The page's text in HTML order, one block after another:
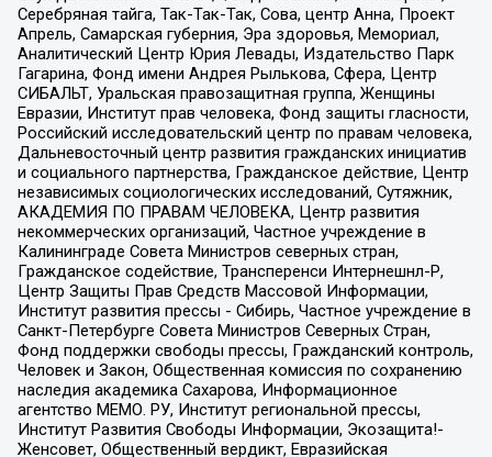
Серебряная тайга, Так-Так-Так, Сова, центр Анна, Проект
Апрель, Самарская губерния, Эра здоровья, Мемориал,
Аналитический Центр Юрия Левады, Издательство Парк
Гагарина, Фонд имени Андрея Рылькова, Сфера, Центр
СИБАЛЬТ, Уральская правозащитная группа, Женщины
Евразии, Институт прав человека, Фонд защиты гласности,
Российский исследовательский центр по правам человека,
Дальневосточный центр развития гражданских инициатив
и социального партнерства, Гражданское действие, Центр
независимых социологических исследований, Сутяжник,
АКАДЕМИЯ ПО ПРАВАМ ЧЕЛОВЕКА, Центр развития
некоммерческих организаций, Частное учреждение в
Калининграде Совета Министров северных стран,
Гражданское содействие, Трансперенси Интернешнл-Р,
Центр Защиты Прав Средств Массовой Информации,
Институт развития прессы - Сибирь, Частное учреждение в
Санкт-Петербурге Совета Министров Северных Стран,
Фонд поддержки свободы прессы, Гражданский контроль,
Человек и Закон, Общественная комиссия по сохранению
наследия академика Сахарова, Информационное
агентство МЕМО. РУ, Институт региональной прессы,
Институт Развития Свободы Информации, Экозащита!-
Женсовет, Общественный вердикт, Евразийская